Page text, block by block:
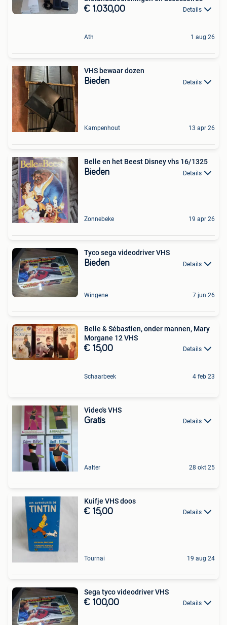
€ 1.030,00 Details
Ath 1 aug 26
VHS bewaar dozen
Bieden Details
Kampenhout 13 apr 26
Belle en het Beest Disney vhs 16/1325
Bieden Details
Zonnebeke 19 apr 26
Tyco sega videodriver VHS
Bieden Details
Wingene 7 jun 26
Belle & Sébastien, onder mannen, Mary
Morgane 12 VHS
€ 15,00 Details
Schaarbeek 4 feb 23
Video's VHS
Gratis Details
Aalter 28 okt 25
Kuifje VHS doos
€ 15,00 Details
Tournai 19 aug 24
Sega tyco videodriver VHS
€ 100,00 Details